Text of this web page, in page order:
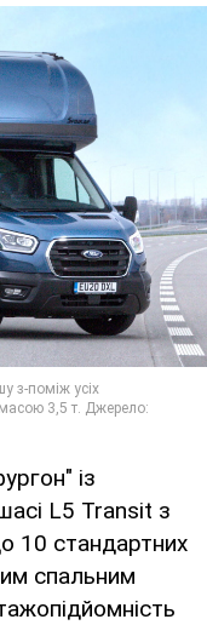
із
L5 Transit з
10 стандартних
спальним